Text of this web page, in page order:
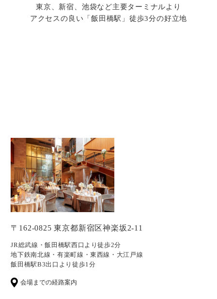
東京、新宿、池袋など主要ターミナルより
アクセスの良い「飯田橋駅」徒歩3分の好立地
〒162-0825 東京都新宿区神楽坂2-11
JR総武線・飯田橋駅西口より徒歩2分
地下鉄南北線・有楽町線・東西線・大江戸線
飯田橋駅B3出口より徒歩1分
会場までの経路案内